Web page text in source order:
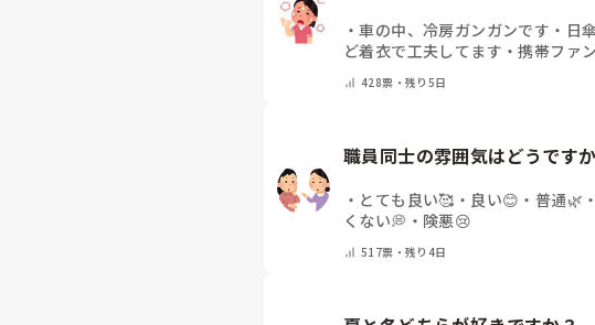
・車の中、冷房ガンガンです ・ 日
ど着衣で工夫してます ・携帯ファ
対策はしていません
428票・残り5日
職員同士の雰囲気はどうです
・ とても良い🥰 ・ 良い😊 ・ 普通🌿
くない💭 ・ 険悪😢
517票・残り4日